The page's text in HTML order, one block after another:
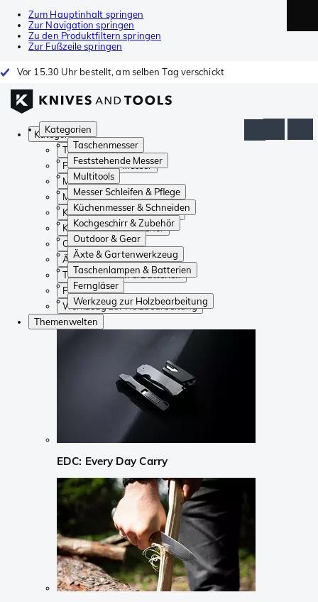
Zum Hauptinhalt springen
Zur Navigation springen
Zu den Produktfiltern springen
Zur Fußzeile springen
Vor 15.30 Uhr bestellt, am selben Tag verschickt
Kategorien
Taschenmesser
Feststehende Messer
Multitools
Messer Schleifen & Pflege
Küchenmesser & Schneiden
Kochgeschirr & Zubehör
Outdoor & Gear
Äxte & Gartenwerkzeug
Taschenlampen & Batterien
Ferngläser
Werkzeug zur Holzbearbeitung
Kategorien
Taschenmesser
Feststehende Messer
Multitools
Messer Schleifen & Pflege
Küchenmesser & Schneiden
Kochgeschirr & Zubehör
Outdoor & Gear
Äxte & Gartenwerkzeug
Taschenlampen & Batterien
Ferngläser
Werkzeug zur Holzbearbeitung
Themenwelten
EDC: Every Day Carry